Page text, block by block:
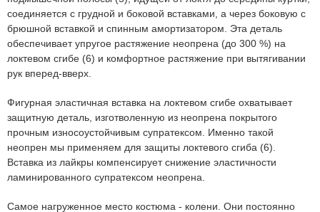
соединяется с грудной и боковой вставками, а через боковую с
брюшной вставкой и спинным амортизатором. Эта деталь
обеспечивает упругое растяжение неопрена (до 300 %) на
локтевом сгибе (6) и комфортное растяжение при вытягивании
рук вперед-вверх.
Фигурная эластичная вставка на локтевом сгибе охватывает
защитную деталь, изготволенную из неопрена покрытого
прочным износоустойчивым супратексом. Именно такой
неопрен мы применяем для защиты локтевого сгиба (6).
Вставка из лайкры компенсирует снижение эластичности
ламинированного супратексом неопрена.
Самое нагруженное место костюма - колени. Они постоянно